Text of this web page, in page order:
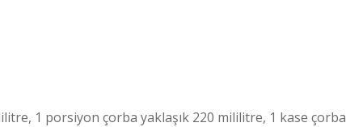
1 porsiyon çorba yaklaşık 220 mililitre, 1 kase çorba